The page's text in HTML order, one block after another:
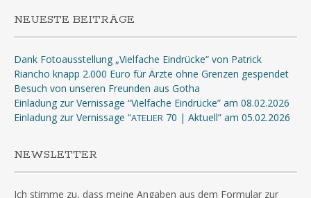
NEUESTE BEITRÄGE
Dank Fotoausstellung „Vielfache Eindrücke“ von Patrick
Riancho knapp 2.000 Euro für Ärzte ohne Grenzen gespendet
Besuch von unseren Freunden aus Gotha
Einladung zur Vernissage “Vielfache Eindrücke” am 08.02.2026
Einladung zur Vernissage “ATELIER 70 | Aktuell” am 05.02.2026
NEWSLETTER
Ich stimme zu, dass meine Angaben aus dem Formular zur